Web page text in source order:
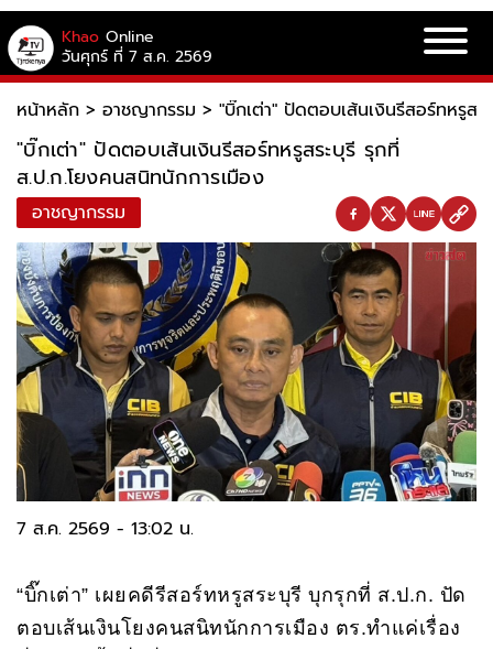
Khao Online
วันศุกร์ ที่ 7 ส.ค. 2569
หน้าหลัก > อาชญากรรม > "บิ๊กเต่า" ปัดตอบเส้นเงินรีสอร์ทหรูส
"บิ๊กเต่า" ปัดตอบเส้นเงินรีสอร์ทหรูสระบุรี รุกที่
ส.ป.ก.โยงคนสนิทนักการเมือง
อาชญากรรม
7 ส.ค. 2569 - 13:02 น.
“บิ๊กเต่า” เผยคดีรีสอร์ทหรูสระบุรี บุกรุกที่ ส.ป.ก. ปัด
ตอบเส้นเงินโยงคนสนิทนักการเมือง ตร.ทำแค่เรื่อง